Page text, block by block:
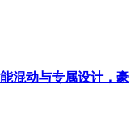
混动与专属设计，豪